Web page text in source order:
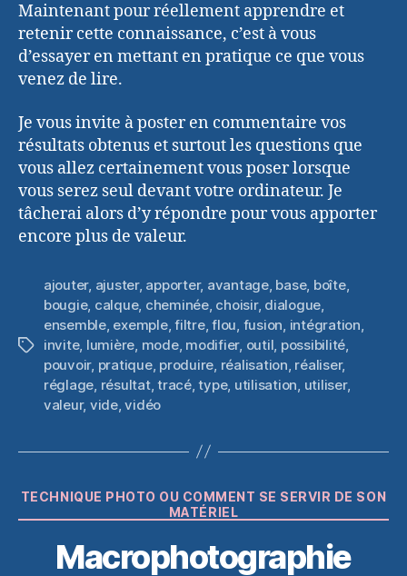
Maintenant pour réellement apprendre et
retenir cette connaissance, c’est à vous
d’essayer en mettant en pratique ce que vous
venez de lire.
Je vous invite à poster en commentaire vos
résultats obtenus et surtout les questions que
vous allez certainement vous poser lorsque
vous serez seul devant votre ordinateur. Je
tâcherai alors d’y répondre pour vous apporter
encore plus de valeur.
Étiquettes
ajouter, ajuster, apporter, avantage, base, boîte,
bougie, calque, cheminée, choisir, dialogue,
ensemble, exemple,filtre,flou, fusion, intégration,
invite, lumière, mode, modifier, outil, possibilité,
pouvoir, pratique, produire, réalisation, réaliser,
réglage, résultat,tracé,type, utilisation, utiliser,
valeur, vide,vidéo
Catégories
TECHNIQUE PHOTO OU COMMENT SE SERVIR DE SON
MATÉRIEL
Macrophotographie